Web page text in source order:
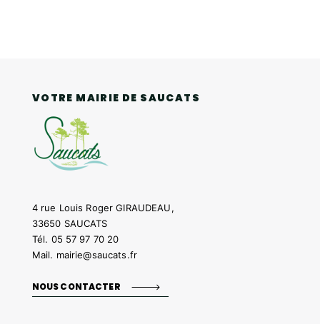
VOTRE MAIRIE DE SAUCATS
4 rue Louis Roger GIRAUDEAU,
33650 SAUCATS
Tél. 05 57 97 70 20
Mail. mairie@saucats.fr
NOUS CONTACTER